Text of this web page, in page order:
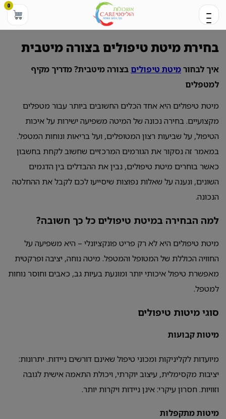
0
בחירת מיטת טיפולים בצורה מיטבית
איך לבחורמיטת טיפולים בצורה מיטבית? מדריך מקיף
למטפלים
מיטת טיפולים היא אחד הכלים החשובים ביותר עבור מטפלים
מקצועיים. בחירה נכונה של המיטה משפיעה ישירות על איכות
הטיפול, על שביעות רצון המטופלים, ועל בריאות ונוחות המטפל.
במאמר זה נסקור את הגורמים המרכזיים שחשוב לקחת בחשבון
כאשר בוחרים מיטת טיפולים, נבין את ההבדלים בין הדגמים
השונים, ונענה על שאלות נפוצות שיסייעו לכם לקבל את ההחלטה
הנכונה.
למה הבחירה במיטת טיפולים כל כך חשובה?
מיטת טיפולים היא לא רק פריט פונקציונלי – היא משפיעה על
החוויה הכוללת של המטופל והמטפל. מיטה נוחה, יציבה ופרקטית
מאפשרת טיפול איכותי יותר ומונעת בעיות גב, כאבים וחוסר נוחות
למטפל.
סוגי מיטות טיפולים
מיטות קבועות
מיועדות לקליניקות ומכוני טיפול שאינם דורשים ניידות. יתרונות:
יציבות מקסימלית, עיצוב יוקרתי, ויכולת התאמה אישית לגובה
וזוויות. חסרון עיקרי: אינן ניידות ויקרות יותר.
מיטות מתקפלות